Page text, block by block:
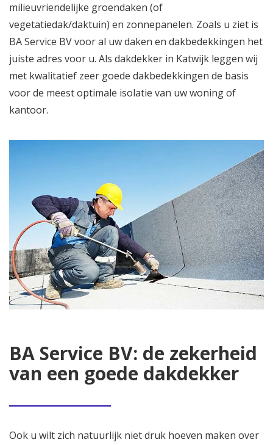
milieuvriendelijke groendaken (of
vegetatiedak/daktuin) en zonnepanelen. Zoals u ziet is
BA Service BV voor al uw daken en dakbedekkingen het
juiste adres voor u. Als dakdekker in Katwijk leggen wij
met kwalitatief zeer goede dakbedekkingen de basis
voor de meest optimale isolatie van uw woning of
kantoor.
BA Service BV: de zekerheid
van een goede dakdekker
Ook u wilt zich natuurlijk niet druk hoeven maken over